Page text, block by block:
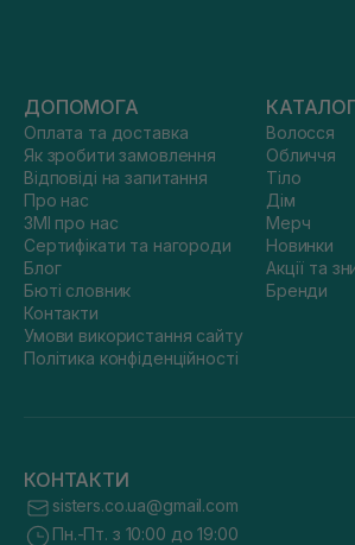
ДОПОМОГА
Оплата та доставка
Як зробити замовлення
Відповіді на запитання
Про нас
ЗМІ про нас
Сертифікати та нагороди
Блог
Бюті словник
Контакти
Умови використання сайту
Політика конфіденційності
Волосся
Обличчя
Тіло
Дім
Мерч
Новинки
Акції та
Бренди
КОНТАКТИ
sisters.co.ua@gmail.com
Пн.-Пт. з 10:00 до 19:00